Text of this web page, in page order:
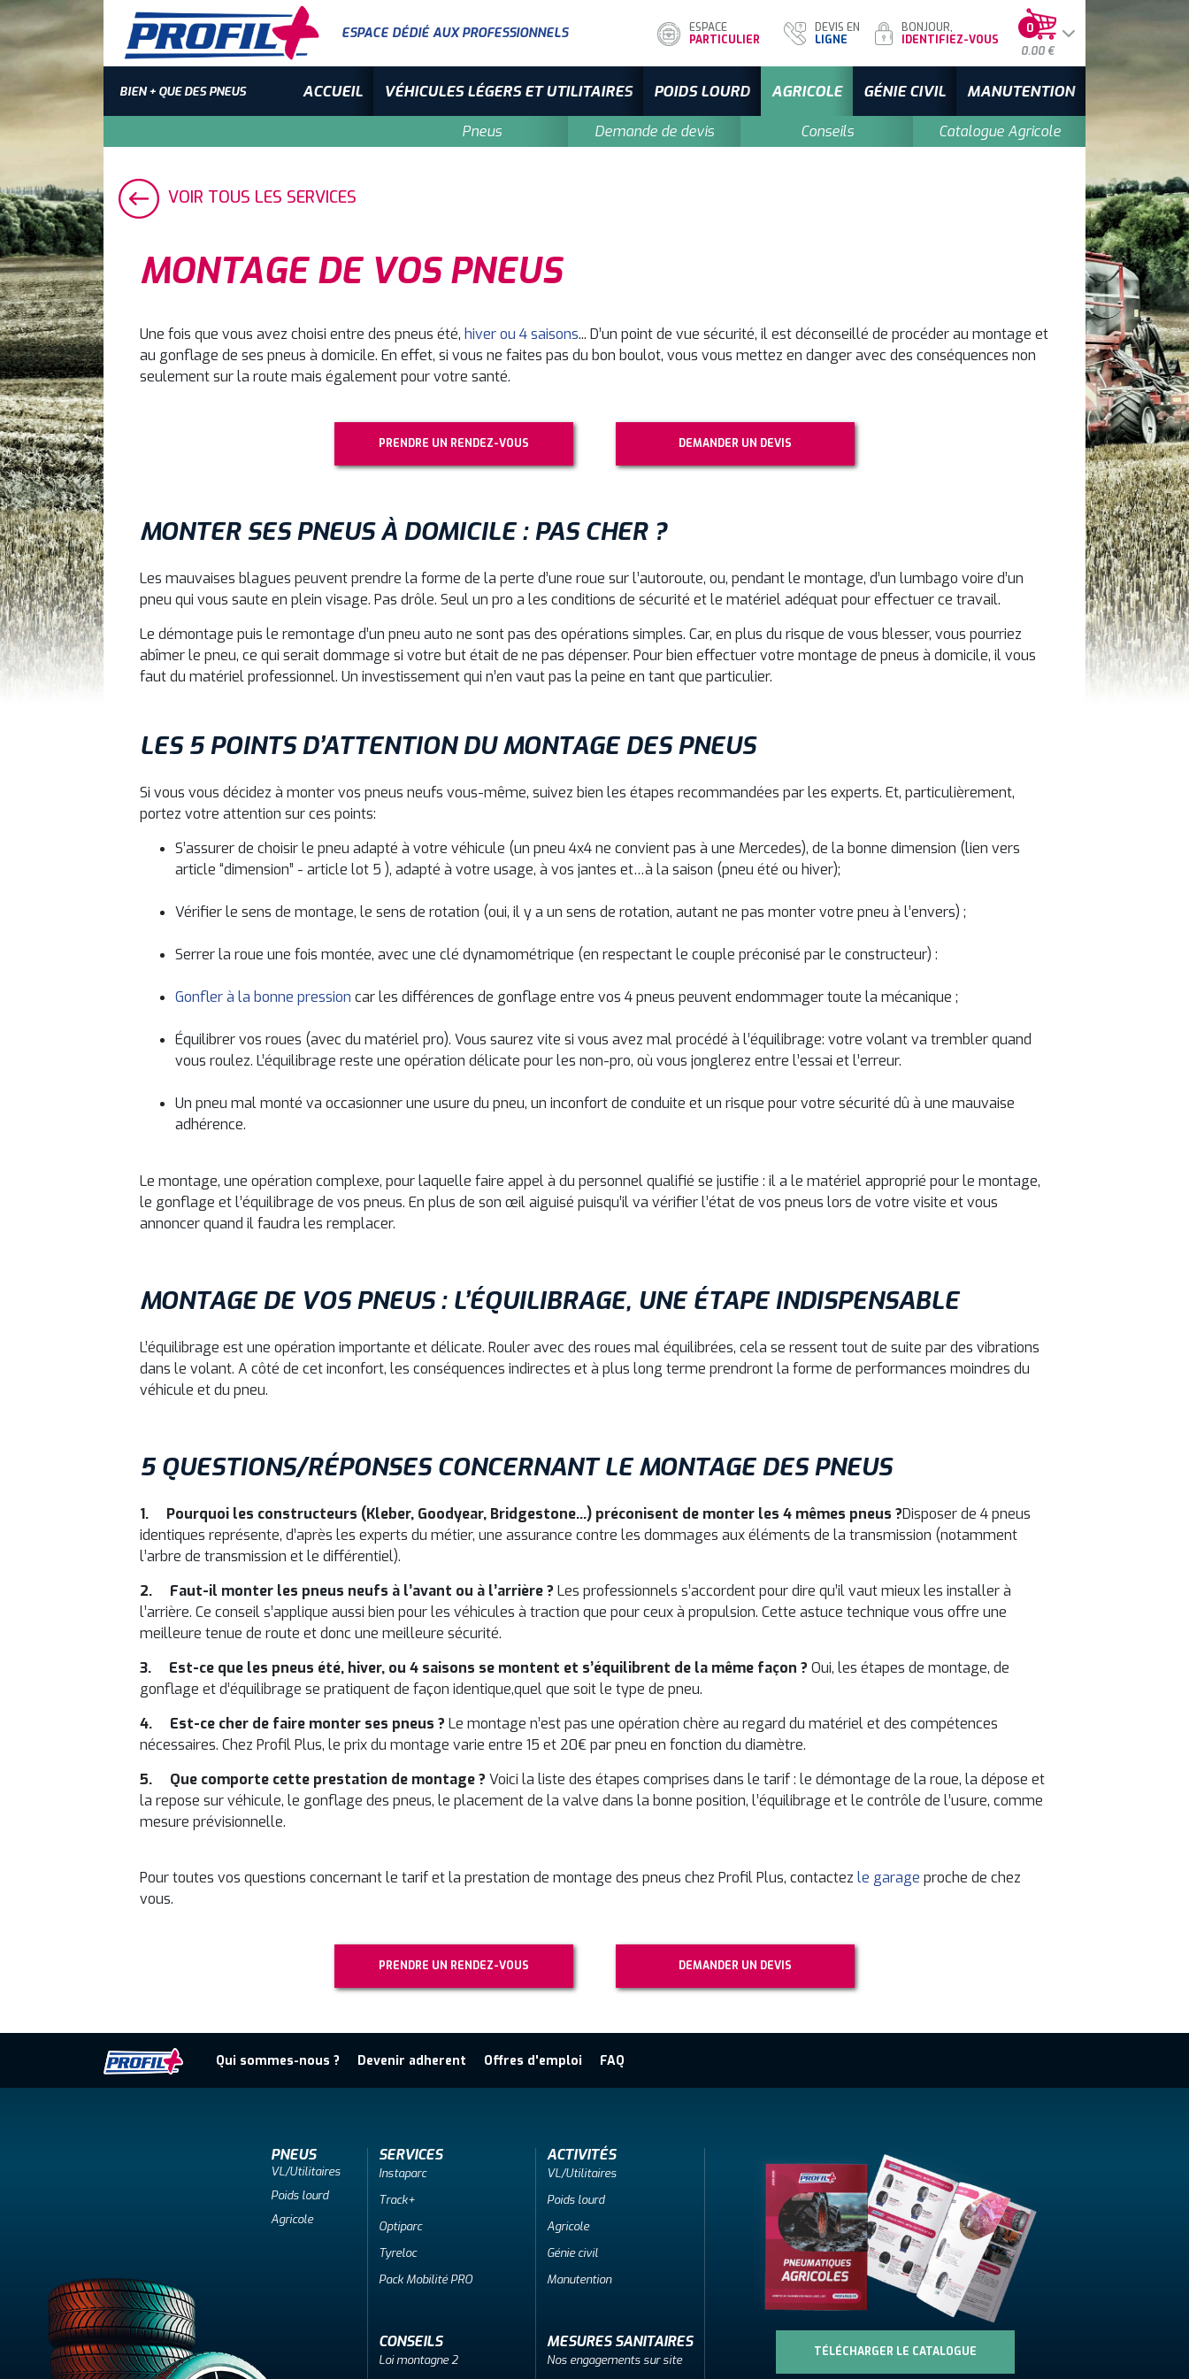
BIEN + QUE DES PNEUS
ESPACE DÉDIÉ AUX PROFESSIONNELS
ESPACE
PARTICULIER
DEVIS EN
LIGNE
BONJOUR,
IDENTIFIEZ-VOUS
0
0.00 €
ACCUEIL VÉHICULES LÉGERS ET UTILITAIRES POIDS LOURD AGRICOLE GÉNIE CIVIL MANUTENTION
Pneus Demande de devis Conseils Catalogue Agricole
VOIR TOUS LES SERVICES
MONTAGE DE VOS PNEUS
Une fois que vous avez choisi entre des pneus été, hiver ou 4 saisons... D’un point de vue sécurité, il est déconseillé de procéder au montage et
au gonflage de ses pneus à domicile. En effet, si vous ne faites pas du bon boulot, vous vous mettez en danger avec des conséquences non
seulement sur la route mais également pour votre santé.
PRENDRE UN RENDEZ-VOUS DEMANDER UN DEVIS
MONTER SES PNEUS À DOMICILE : PAS CHER ?
Les mauvaises blagues peuvent prendre la forme de la perte d’une roue sur l’autoroute, ou, pendant le montage, d’un lumbago voire d’un
pneu qui vous saute en plein visage. Pas drôle. Seul un pro a les conditions de sécurité et le matériel adéquat pour effectuer ce travail.
Le démontage puis le remontage d’un pneu auto ne sont pas des opérations simples. Car, en plus du risque de vous blesser, vous pourriez
abîmer le pneu, ce qui serait dommage si votre but était de ne pas dépenser. Pour bien effectuer votre montage de pneus à domicile, il vous
faut du matériel professionnel. Un investissement qui n’en vaut pas la peine en tant que particulier.
LES 5 POINTS D’ATTENTION DU MONTAGE DES PNEUS
Si vous vous décidez à monter vos pneus neufs vous-même, suivez bien les étapes recommandées par les experts. Et, particulièrement,
portez votre attention sur ces points:
S’assurer de choisir le pneu adapté à votre véhicule (un pneu 4x4 ne convient pas à une Mercedes), de la bonne dimension (lien vers
article “dimension” - article lot 5 ), adapté à votre usage, à vos jantes et…à la saison (pneu été ou hiver);
Vérifier le sens de montage, le sens de rotation (oui, il y a un sens de rotation, autant ne pas monter votre pneu à l’envers) ;
Serrer la roue une fois montée, avec une clé dynamométrique (en respectant le couple préconisé par le constructeur) :
Gonfler à la bonne pression car les différences de gonflage entre vos 4 pneus peuvent endommager toute la mécanique ;
Équilibrer vos roues (avec du matériel pro). Vous saurez vite si vous avez mal procédé à l’équilibrage: votre volant va trembler quand
vous roulez. L’équilibrage reste une opération délicate pour les non-pro, où vous jonglerez entre l’essai et l’erreur.
Un pneu mal monté va occasionner une usure du pneu, un inconfort de conduite et un risque pour votre sécurité dû à une mauvaise
adhérence.
Le montage, une opération complexe, pour laquelle faire appel à du personnel qualifié se justifie : il a le matériel approprié pour le montage,
le gonflage et l’équilibrage de vos pneus. En plus de son œil aiguisé puisqu’il va vérifier l’état de vos pneus lors de votre visite et vous
annoncer quand il faudra les remplacer.
MONTAGE DE VOS PNEUS : L’ÉQUILIBRAGE, UNE ÉTAPE INDISPENSABLE
L’équilibrage est une opération importante et délicate. Rouler avec des roues mal équilibrées, cela se ressent tout de suite par des vibrations
dans le volant. A côté de cet inconfort, les conséquences indirectes et à plus long terme prendront la forme de performances moindres du
véhicule et du pneu.
5 QUESTIONS/RÉPONSES CONCERNANT LE MONTAGE DES PNEUS
1. Pourquoi les constructeurs (Kleber, Goodyear, Bridgestone...) préconisent de monter les 4 mêmes pneus ?Disposer de 4 pneus
identiques représente, d’après les experts du métier, une assurance contre les dommages aux éléments de la transmission (notamment
l’arbre de transmission et le différentiel).
2. Faut-il monter les pneus neufs à l’avant ou à l’arrière ? Les professionnels s’accordent pour dire qu’il vaut mieux les installer à
l’arrière. Ce conseil s’applique aussi bien pour les véhicules à traction que pour ceux à propulsion. Cette astuce technique vous offre une
meilleure tenue de route et donc une meilleure sécurité.
3. Est-ce que les pneus été, hiver, ou 4 saisons se montent et s’équilibrent de la même façon ? Oui, les étapes de montage, de
gonflage et d’équilibrage se pratiquent de façon identique,quel que soit le type de pneu.
4. Est-ce cher de faire monter ses pneus ? Le montage n’est pas une opération chère au regard du matériel et des compétences
nécessaires. Chez Profil Plus, le prix du montage varie entre 15 et 20€ par pneu en fonction du diamètre.
5. Que comporte cette prestation de montage ? Voici la liste des étapes comprises dans le tarif : le démontage de la roue, la dépose et
la repose sur véhicule, le gonflage des pneus, le placement de la valve dans la bonne position, l’équilibrage et le contrôle de l’usure, comme
mesure prévisionnelle.
Pour toutes vos questions concernant le tarif et la prestation de montage des pneus chez Profil Plus, contactez le garage proche de chez
vous.
PRENDRE UN RENDEZ-VOUS DEMANDER UN DEVIS
Qui sommes-nous ? Devenir adherent Offres d'emploi FAQ
PNEUS
VL/Utilitaires
Poids lourd
Agricole
SERVICES
Instaparc
Track+
Optiparc
Tyreloc
Pack Mobilité PRO
CONSEILS
Loi montagne 2
ACTIVITÉS
VL/Utilitaires
Poids lourd
Agricole
Génie civil
Manutention
MESURES SANITAIRES
Nos engagements sur site
TÉLÉCHARGER LE CATALOGUE